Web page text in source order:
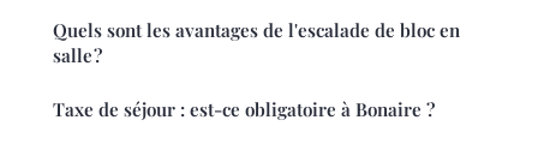
Quels sont les avantages de l'escalade de bloc en
salle ?
Taxe de séjour : est-ce obligatoire à Bonaire ?